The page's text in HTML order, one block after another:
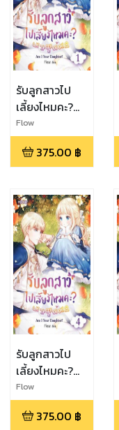
รับลูกสาวไป
เลี้ยงไหมคะ?
Am I a
Daughter?
เล่ม 1
Flow
375.00 ฿
รับลูกสาวไป
เลี้ยงไหมคะ?
Am I a
Daughter?
เล่ม 4
Flow
375.00 ฿